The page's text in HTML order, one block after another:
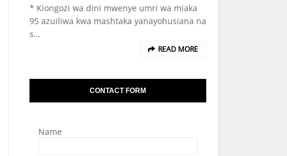
* Kiongozi wa dini mwenye umri wa miaka
95 azuiliwa kwa mashtaka yanayohusiana na
s…
READ MORE
CONTACT FORM
Name